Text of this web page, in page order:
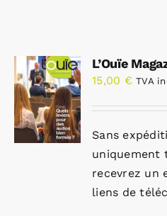
L’Ouïe
15,00 € TVA
Sans
uniquement
recevrez un
liens de